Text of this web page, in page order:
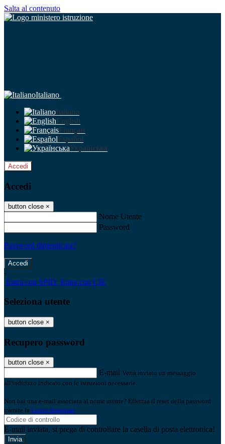
Salta al contenuto
Italiano
Italiano
English
Français
Español
Українська
Accedi
Accedi
button close ×
Nome Utente
Password
Password dimenticata?
-
Entra con SPID Entra con CIE
Seleziona utente
button close ×
Recupero password
button close ×
E-mail Verrà inviato un messaggio
all'indirizzo indicato con le istruzioni necessarie.
Non hai una e-mail associata al nome utente? Effettua il reset della password
tramite la Login Spaggiari
E-mail inviata, si prega di controllare la casella di posta elettronica!